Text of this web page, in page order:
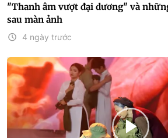
"Thanh âm vượt đại dương" và
sau màn ảnh
4 ngày trước